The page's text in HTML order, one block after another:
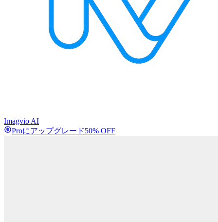
Imagvio AI
Proにアップグレード50% OFF